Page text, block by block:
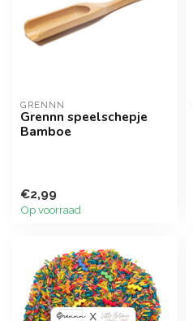
GRENNN
Grennn speelschepje
Bamboe
€2,99
Op voorraad